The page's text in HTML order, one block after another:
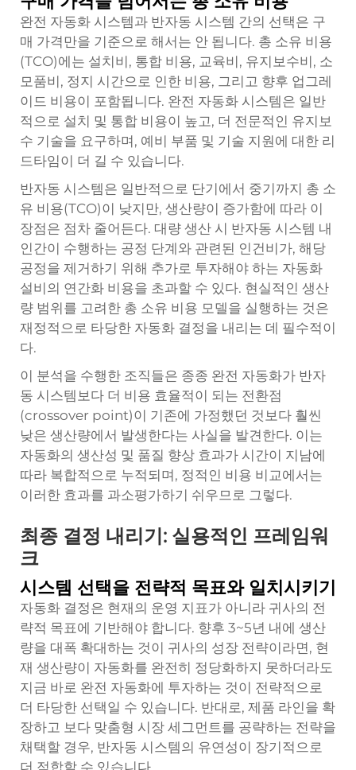
완전 자동화 시스템과 반자동 시스템 간의 선택은 구
매 가격만을 기준으로 해서는 안 됩니다. 총 소유 비용
(TCO)에는 설치비, 통합 비용, 교육비, 유지보수비, 소
모품비, 정지 시간으로 인한 비용, 그리고 향후 업그레
이드 비용이 포함됩니다. 완전 자동화 시스템은 일반
적으로 설치 및 통합 비용이 높고, 더 전문적인 유지보
수 기술을 요구하며, 예비 부품 및 기술 지원에 대한 리
드타임이 더 길 수 있습니다.
반자동 시스템은 일반적으로 단기에서 중기까지 총 소
유 비용(TCO)이 낮지만, 생산량이 증가함에 따라 이
장점은 점차 줄어든다. 대량 생산 시 반자동 시스템 내
인간이 수행하는 공정 단계와 관련된 인건비가, 해당
공정을 제거하기 위해 추가로 투자해야 하는 자동화
설비의 연간화 비용을 초과할 수 있다. 현실적인 생산
량 범위를 고려한 총 소유 비용 모델을 실행하는 것은
재정적으로 타당한 자동화 결정을 내리는 데 필수적이
다.
이 분석을 수행한 조직들은 종종 완전 자동화가 반자
동 시스템보다 더 비용 효율적이 되는 전환점
(crossover point)이 기존에 가정했던 것보다 훨씬
낮은 생산량에서 발생한다는 사실을 발견한다. 이는
자동화의 생산성 및 품질 향상 효과가 시간이 지남에
따라 복합적으로 누적되며, 정적인 비용 비교에서는
이러한 효과를 과소평가하기 쉬우므로 그렇다.
최종 결정 내리기: 실용적인 프레임워
크
시스템 선택을 전략적 목표와 일치시키기
자동화 결정은 현재의 운영 지표가 아니라 귀사의 전
략적 목표에 기반해야 합니다. 향후 3~5년 내에 생산
량을 대폭 확대하는 것이 귀사의 성장 전략이라면, 현
재 생산량이 자동화를 완전히 정당화하지 못하더라도
지금 바로 완전 자동화에 투자하는 것이 전략적으로
더 타당한 선택일 수 있습니다. 반대로, 제품 라인을 확
장하고 보다 맞춤형 시장 세그먼트를 공략하는 전략을
채택할 경우, 반자동 시스템의 유연성이 장기적으로
더 적합할 수 있습니다.